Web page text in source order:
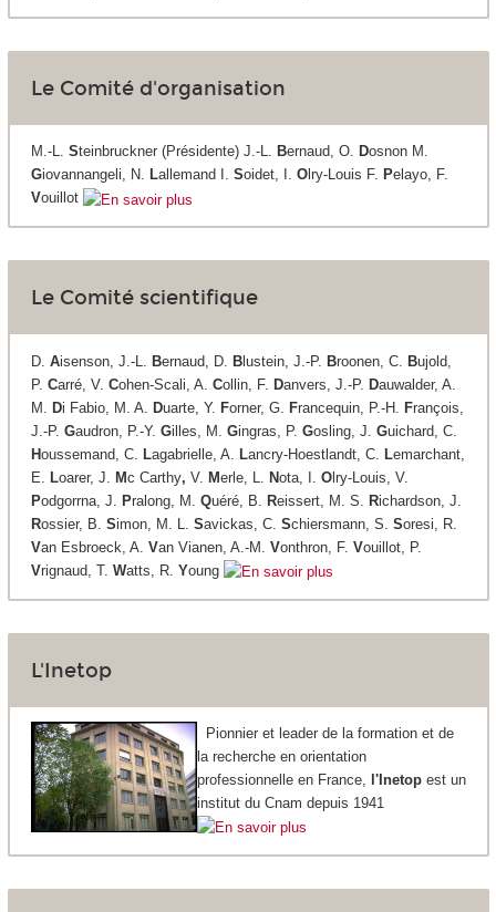
Le Comité d'organisation
M.-L. Steinbruckner (Présidente) J.-L. Bernaud, O. Dosnon M.
Giovannangeli, N. Lallemand I. Soidet, I. Olry-Louis F. Pelayo, F.
Vouillot
Le Comité scientifique
D. Aisenson, J.-L. Bernaud, D. Blustein, J.-P. Broonen, C. Bujold,
P. Carré, V. Cohen-Scali, A. Collin, F. Danvers, J.-P. Dauwalder, A.
M.
Di Fabio, M. A. Duarte, Y. Forner, G. Francequin, P.-H. François,
J.-P. Gaudron, P.-Y. Gilles, M. Gingras, P. Gosling, J. Guichard, C.
Houssemand, C. Lagabrielle, A. Lancry-Hoestlandt, C. Lemarchant,
E.
Loarer, J. Mc Carthy, V. Merle, L. Nota, I. Olry-Louis, V.
Podgorrna, J. Pralong, M. Quéré, B. Reissert, M. S. Richardson, J.
Rossier, B. Simon, M. L. Savickas, C. Schiersmann, S. Soresi, R.
Van Esbroeck, A. Van Vianen, A.-M. Vonthron, F. Vouillot, P.
Vrignaud, T. Watts, R. Young
L'Inetop
Pionnier et leader de la formation et de
la recherche en orientation
professionnelle en France, l'Inetopest un
institut du Cnam depuis 1941